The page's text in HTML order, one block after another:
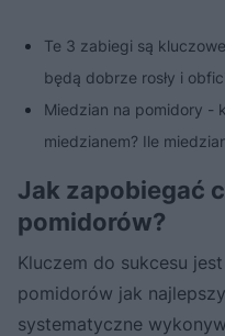
Te 3 zabiegi są
będą dobrze rosły i
Miedzian na pomidory -
miedzianem? Ile
Jak zapobiegać
pomidorów?
Kluczem do sukcesu
pomidorów jak
systematyczne